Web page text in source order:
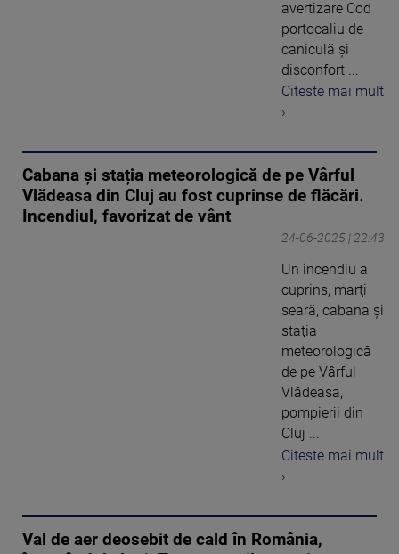
avertizare Cod
portocaliu de
caniculă şi
disconfort ...
Citeste mai mult
›
Cabana şi stația meteorologică de pe Vârful
Vlădeasa din Cluj au fost cuprinse de flăcări.
Incendiul, favorizat de vânt
24-06-2025 | 22:43
Un incendiu a
cuprins, marţi
seară, cabana şi
staţia
meteorologică
de pe Vârful
Vlădeasa,
pompierii din
Cluj ...
Citeste mai mult
›
Val de aer deosebit de cald în România,